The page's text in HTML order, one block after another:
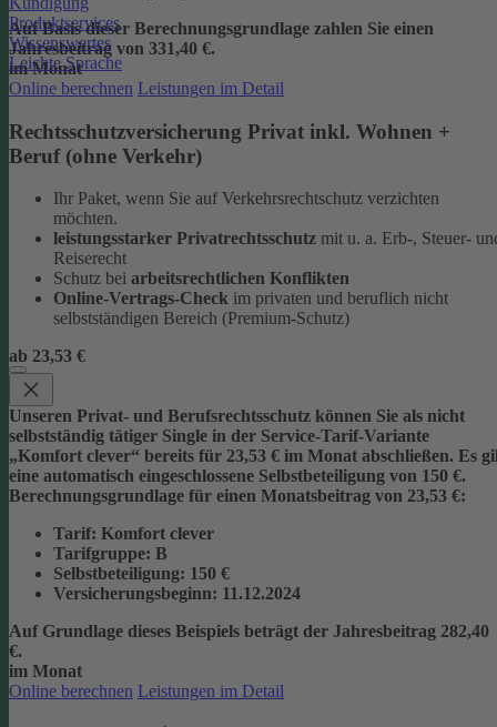
Produktservices
Wissenswertes
Leichte Sprache
Auf Basis dieser Berechnungsgrundlage zahlen Sie einen
Jahresbeitrag von 331,40 €.
im Monat
Online berechnen Leistungen im Detail
Rechtsschutzversicherung Privat inkl. Wohnen +
Beruf (ohne Verkehr)
Ihr Paket, wenn Sie auf Verkehrsrechtschutz verzichten
möchten.
leistungsstarker Privatrechtsschutz mit u. a. Erb-, Steuer-
Reiserecht
Schutz bei arbeitsrechtlichen Konflikten
Online-Vertrags-Check im privaten und beruflich nicht
selbstständigen Bereich (Premium-Schutz)
ab 23,53 €
Unseren Privat- und Berufsrechtsschutz können Sie als nicht
selbstständig tätiger Single in der Service-Tarif-Variante
„Komfort clever“ bereits für 23,53 € im Monat abschließen. Es
eine automatisch eingeschlossene Selbstbeteiligung von 150 €.
Berechnungsgrundlage für einen Monatsbeitrag von 23,53 €:
Tarif: Komfort clever
Tarifgruppe: B
Selbstbeteiligung: 150 €
Versicherungsbeginn: 11.12.2024
Auf Grundlage dieses Beispiels beträgt der Jahresbeitrag 282,40
€.
im Monat
Online berechnen Leistungen im Detail